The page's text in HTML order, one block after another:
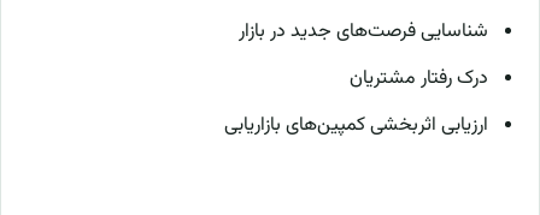
شناسایی فرصت‌های جدید در بازار
درک رفتار مشتریان
ارزیابی اثربخشی کمپین‌های بازاریابی